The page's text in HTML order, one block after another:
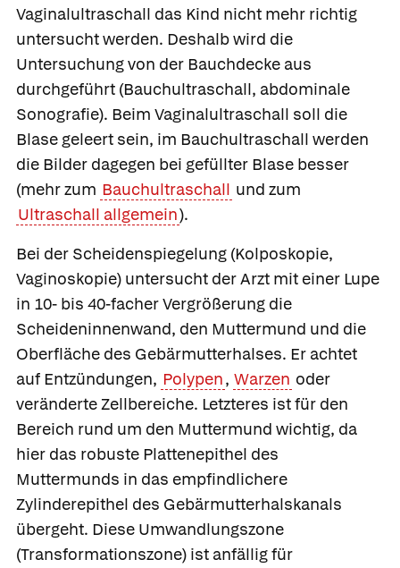
Vaginalultraschall das Kind nicht mehr richtig
untersucht werden. Deshalb wird die
Untersuchung von der Bauchdecke aus
durchgeführt (Bauchultraschall, abdominale
Sonografie). Beim Vaginalultraschall soll die
Blase geleert sein, im Bauchultraschall werden
die Bilder dagegen bei gefüllter Blase besser
(mehr zum Bauchultraschall und zum
Ultraschall allgemein).
Bei der Scheidenspiegelung (Kolposkopie,
Vaginoskopie) untersucht der Arzt mit einer Lupe
in 10- bis 40-facher Vergrößerung die
Scheideninnenwand, den Muttermund und die
Oberfläche des Gebärmutterhalses. Er achtet
auf Entzündungen, Polypen, Warzen oder
veränderte Zellbereiche. Letzteres ist für den
Bereich rund um den Muttermund wichtig, da
hier das robuste Plattenepithel des
Muttermunds in das empfindlichere
Zylinderepithel des Gebärmutterhalskanals
übergeht. Diese Umwandlungszone
(Transformationszone) ist anfällig für